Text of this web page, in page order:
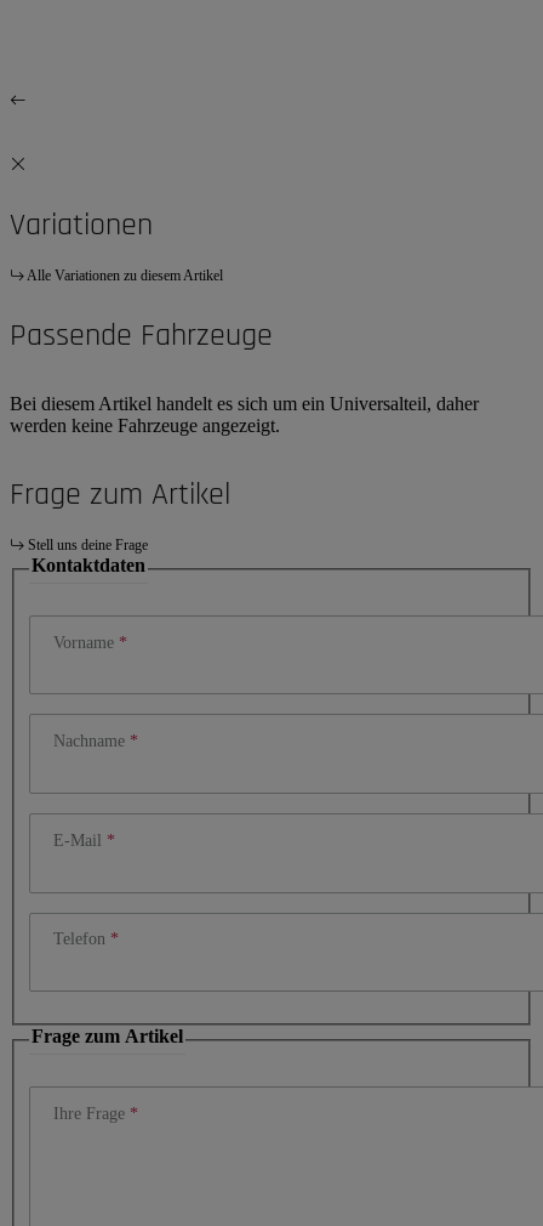
Variationen
Alle Variationen zu diesem Artikel
Passende Fahrzeuge
Bei diesem Artikel handelt es sich um ein Universalteil, daher
werden keine Fahrzeuge angezeigt.
Frage zum Artikel
Stell uns deine Frage
Kontaktdaten
Vorname
Nachname
E-Mail
Telefon
Frage zum Artikel
Ihre Frage